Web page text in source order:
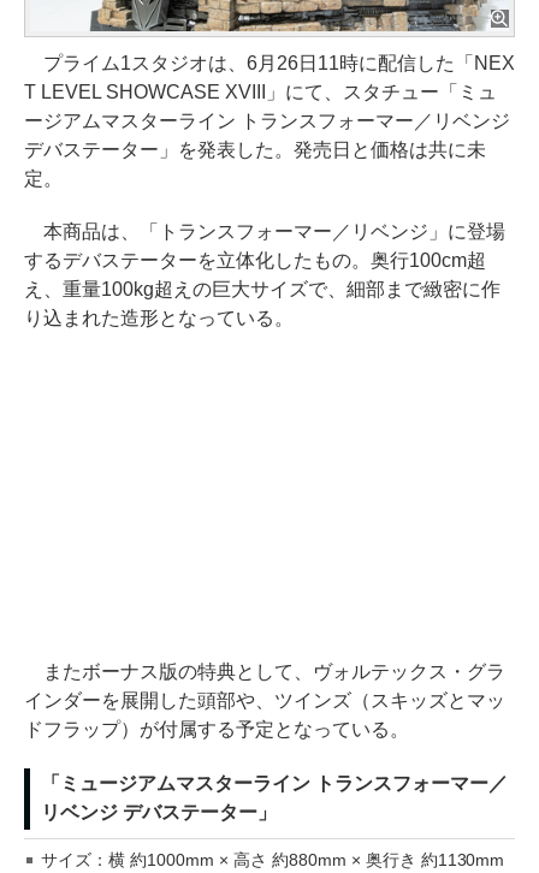
プライム1スタジオは、6月26日11時に配信した「NEX
T LEVEL SHOWCASE XVIII」にて、スタチュー「ミュ
ージアムマスターライン トランスフォーマー／リベンジ
デバステーター」を発表した。発売日と価格は共に未
定。
本商品は、「トランスフォーマー／リベンジ」に登場
するデバステーターを立体化したもの。奥行100cm超
え、重量100kg超えの巨大サイズで、細部まで緻密に作
り込まれた造形となっている。
またボーナス版の特典として、ヴォルテックス・グラ
インダーを展開した頭部や、ツインズ（スキッズとマッ
ドフラップ）が付属する予定となっている。
「ミュージアムマスターライン トランスフォーマー／
リベンジ デバステーター」
サイズ：横 約1000mm × 高さ 約880mm × 奥行き 約1130mm